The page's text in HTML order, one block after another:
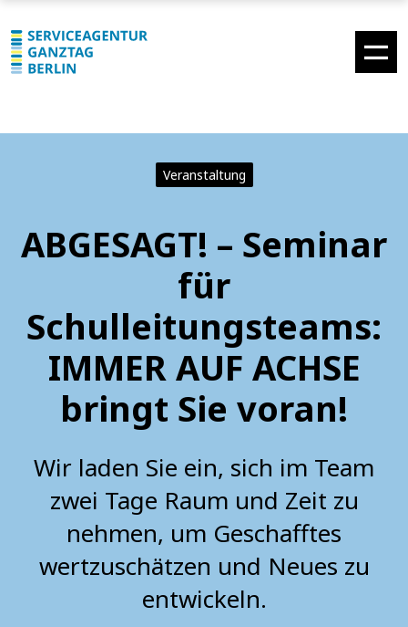
Veranstaltung
ABGESAGT! – Seminar
für
Schulleitungsteams:
IMMER AUF ACHSE
bringt Sie voran!
Wir laden Sie ein, sich im Team
zwei Tage Raum und Zeit zu
nehmen, um Geschafftes
wertzuschätzen und Neues zu
entwickeln.